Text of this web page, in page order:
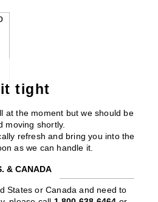
tight
at the moment but we should be
moving shortly.
refresh and bring you into the
as we can handle it.
& CANADA
States or Canada and need to